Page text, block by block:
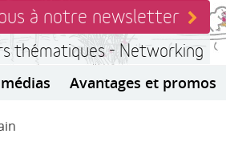
à notre newsletter
thématiques - Networking
Avantages et promos